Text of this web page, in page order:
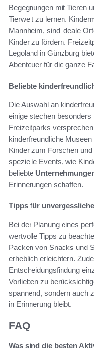
Begegnungen mit Tieren
Tierwelt zu lernen.
Mannheim, sind ideale
Kinder zu fördern.
Legoland in Günzburg
Abenteuer für die ganze
Beliebte
Die Auswahl an
einige stechen besonders
Freizeitparks
kinderfreundliche
Kinder zum Forschen
spezielle Events, wie
beliebte
Erinnerungen schaffen.
Tipps für
Bei der Planung eines
wertvolle Tipps zu
Packen von Snacks und
erheblich erleichtern.
Entscheidungsfindung
Vorlieben zu
spannend, sondern auch
in Erinnerung bleibt.
FAQ
Was sind die besten